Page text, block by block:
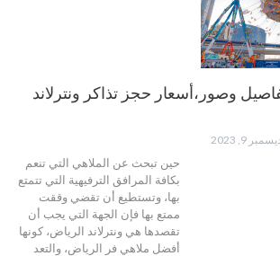
وصور،أسعار حجز تذاكر ونترلاند
9, 2023
حين تبحث عن الملاهي التي تنعم
بكافة المرافق الترفيهية التي تتمتع
بها، وتستطيع أن تقضي وققت
ممتع بها فإن الجهة التي يجب أن
تقصدها هي ونترلاند الرياض، كونها
أفضل ملاهي فر الرياض، والتعد